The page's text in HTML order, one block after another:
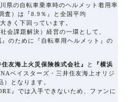
県の自転車乗車時のヘルメット着用率
査）は『8.9％』と全国平均
きく下回っています。
会課題解決）経営の一環として、
のために『自転車用ヘルメット』の
住友海上火災保険株式会社』 と
『横浜
ベイスターズ・三井住友海上オリジ
）となります。
』では入手できないため、ファンに